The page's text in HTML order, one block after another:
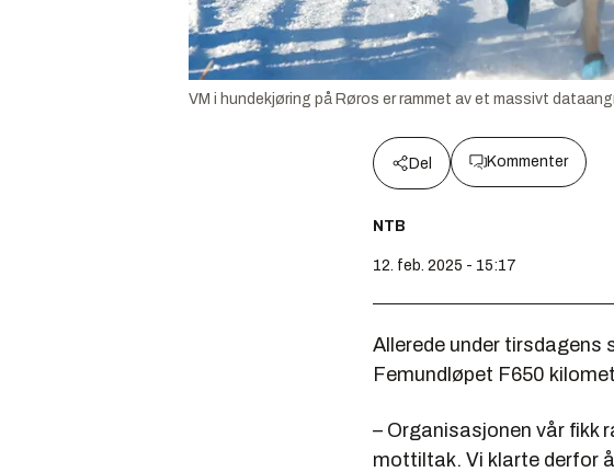
VM i hundekjøring på Røros er rammet av et massivt
Del Kommenter
NTB
12. feb. 2025 - 15:17
Allerede under
Femundløpet F650
– Organisasjonen vår fikk
mottiltak. Vi klarte derfor